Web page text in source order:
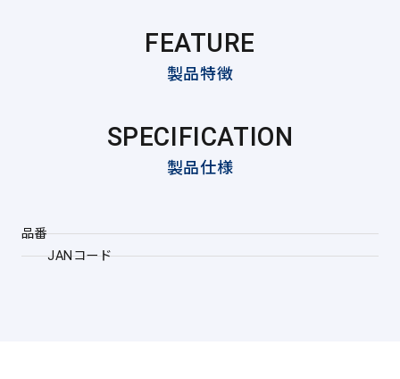
FEATURE
製品特徴
SPECIFICATION
製品仕様
品番
JANコード